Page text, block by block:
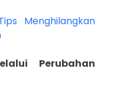
Menghilangkan
Perubahan